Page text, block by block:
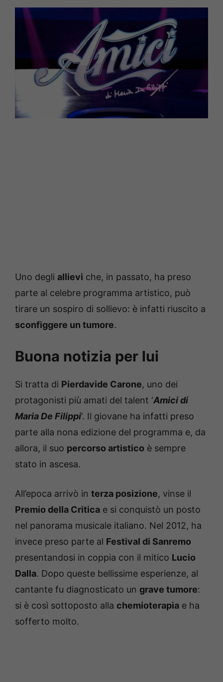
Uno degli allievi che, in passato, ha preso
parte al celebre programma artistico, può
tirare un sospiro di sollievo: è infatti riuscito a
sconfiggere un tumore.
Buona notizia per lui
Si tratta di Pierdavide Carone, uno dei
protagonisti più amati del talent ‘Amici di
Maria De Filippi‘. Il giovane ha infatti preso
parte alla nona edizione del programma e, da
allora, il suo percorso artistico è sempre
stato in ascesa.
All’epoca arrivò in terza posizione, vinse il
Premio della Critica e si conquistò un posto
nel panorama musicale italiano. Nel 2012, ha
invece preso parte al Festival di Sanremo
presentandosi in coppia con il mitico Lucio
Dalla. Dopo queste bellissime esperienze, al
cantante fu diagnosticato un grave tumore:
si è così sottoposto alla chemioterapia e ha
sofferto molto.